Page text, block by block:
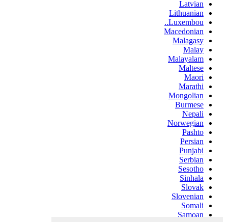
Latvian
Lithuanian
Luxembou..
Macedonian
Malagasy
Malay
Malayalam
Maltese
Maori
Marathi
Mongolian
Burmese
Nepali
Norwegian
Pashto
Persian
Punjabi
Serbian
Sesotho
Sinhala
Slovak
Slovenian
Somali
Samoan